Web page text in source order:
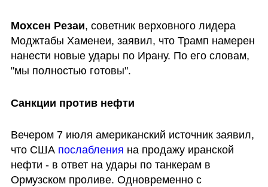
Мохсен Резаи, советник верховного лидера
Моджтабы Хаменеи, заявил, что Трамп намерен
нанести новые удары по Ирану. По его словам,
"мы полностью готовы".
Санкции против нефти
Вечером 7 июля американский источник заявил,
что США послабления на продажу иранской
нефти - в ответ на удары по танкерам в
Ормузском проливе. Одновременно с